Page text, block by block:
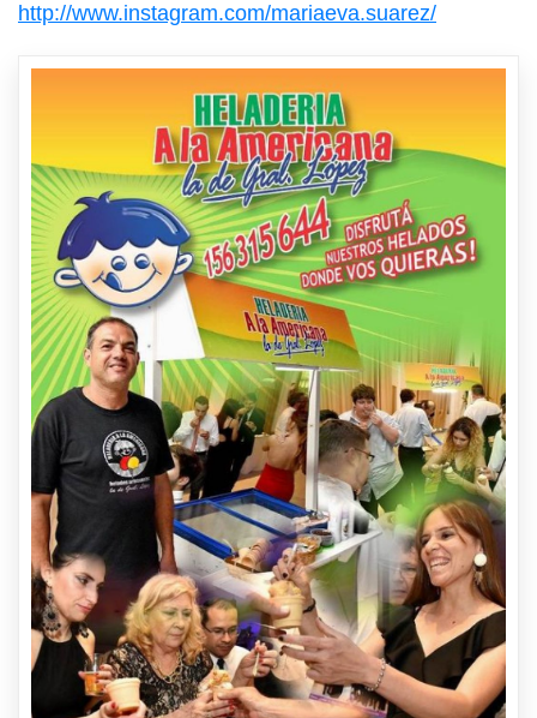
http://www.instagram.com/mariaeva.suarez/